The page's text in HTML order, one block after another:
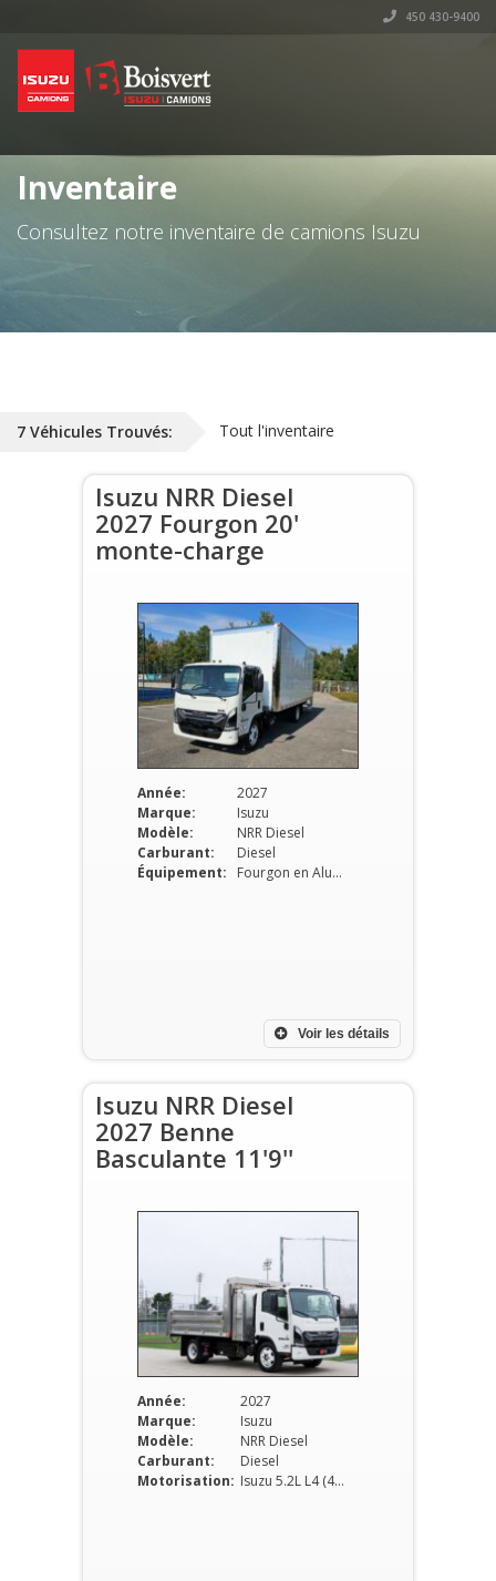
450 430-9400
Inventaire
Consultez notre inventaire de camions Isuzu
7 Véhicules Trouvés: Tout l'inventaire
Isuzu NRR Diesel
2027 Fourgon 20'
monte-charge
Année:
2027
Marque:
Isuzu
Modèle:
NRR Diesel
Carburant:
Diesel
Équipement:
Fourgon en Aluminium
Voir les détails
Isuzu NRR Diesel
2027 Benne
Basculante 11'9''
Année:
2027
Marque:
Isuzu
Modèle:
NRR Diesel
Carburant:
Diesel
Motorisation:
Isuzu 5.2L L4 (4HK1-TC)